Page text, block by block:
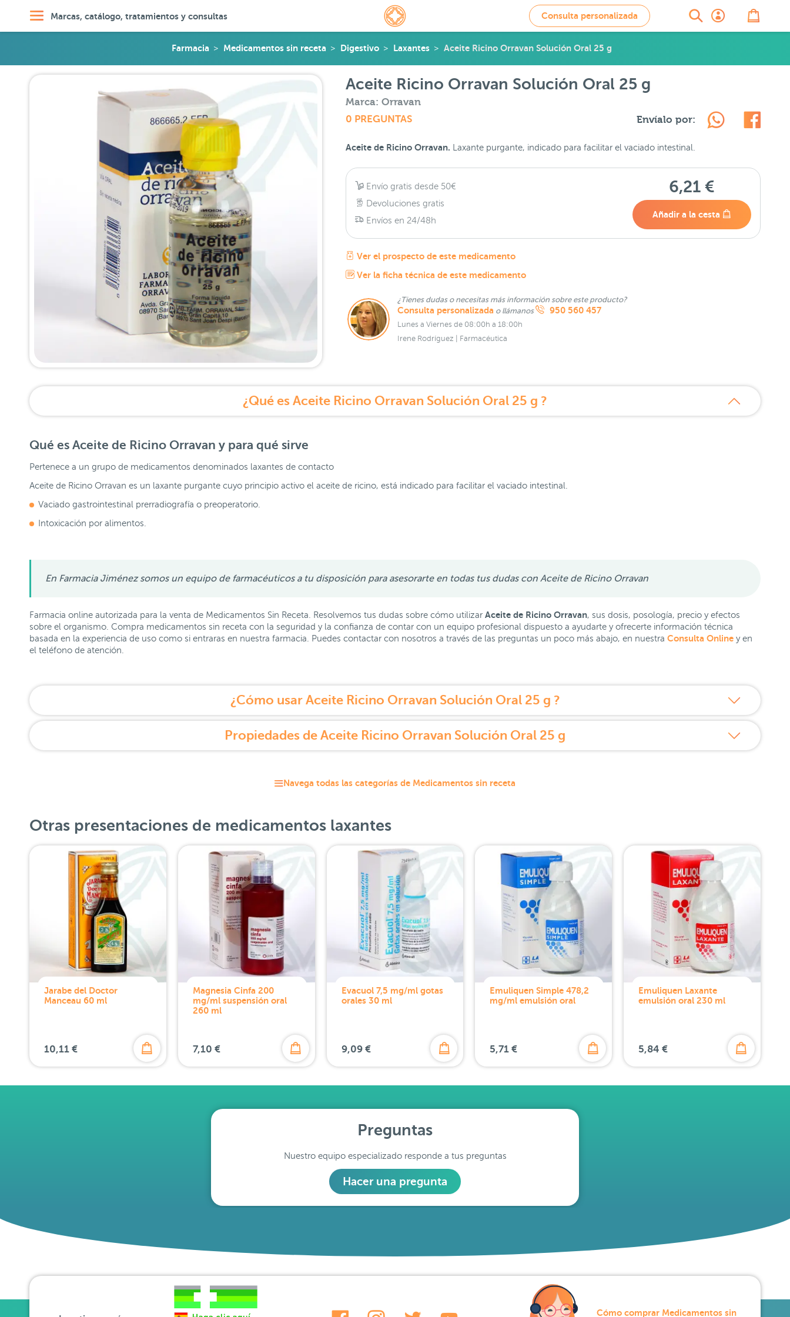
Marcas, catálogo, tratamientos y consultas Consulta personalizada
Farmacia Medicamentos sin receta Digestivo Laxantes Aceite Ricino Orravan Solución Oral 25 g
Aceite Ricino Orravan Solución Oral 25 g
Marca: Orravan
0 PREGUNTAS
Envíalo por:
Aceite de Ricino Orravan. Laxante purgante, indicado para facilitar el vaciado intestinal.
Envío gratis desde 50€
Devoluciones gratis
Envíos en 24/48h
6,21 €
Añadir a la cesta
Ver el prospecto de este medicamento
Ver la ficha técnica de este medicamento
¿Tienes dudas o necesitas más información sobre este producto?
Consulta personalizada o llámanos 950 560 457
Lunes a Viernes de 08:00h a 18:00h
Irene Rodríguez | Farmacéutica
¿Qué es Aceite Ricino Orravan Solución Oral 25 g ?
Qué es Aceite de Ricino Orravan y para qué sirve
Pertenece a un grupo de medicamentos denominados laxantes de contacto
Aceite de Ricino Orravan es un laxante purgante cuyo principio activo el aceite de ricino, está indicado para facilitar el vaciado intestinal.
Vaciado gastrointestinal prerradiografía o preoperatorio.
Intoxicación por alimentos.
En Farmacia Jiménez somos un equipo de farmacéuticos a tu disposición para asesorarte en todas tus dudas con Aceite de Ricino Orravan
Farmacia online autorizada para la venta de Medicamentos Sin Receta. Resolvemos tus dudas sobre cómo utilizar Aceite de Ricino Orravan, sus dosis, posología, precio y efectos
sobre el organismo. Compra medicamentos sin receta con la seguridad y la confianza de contar con un equipo profesional dispuesto a ayudarte y ofrecerte información técnica
basada en la experiencia de uso como si entraras en nuestra farmacia. Puedes contactar con nosotros a través de las preguntas un poco más abajo, en nuestra Consulta Online y en
el teléfono de atención.
¿Cómo usar Aceite Ricino Orravan Solución Oral 25 g ?
Propiedades de Aceite Ricino Orravan Solución Oral 25 g
Navega todas las categorías de Medicamentos sin receta
Otras presentaciones de medicamentos laxantes
Jarabe del Doctor
Manceau 60 ml
10,11 €
Magnesia Cinfa 200
mg/ml suspensión oral
260 ml
7,10 €
Evacuol 7,5 mg/ml gotas
orales 30 ml
9,09 €
Emuliquen Simple 478,2
mg/ml emulsión oral
5,71 €
Emuliquen Laxante
emulsión oral 230 ml
5,84 €
Preguntas
Nuestro equipo especializado responde a tus preguntas
Hacer una pregunta
Cómo comprar Medicamentos sin